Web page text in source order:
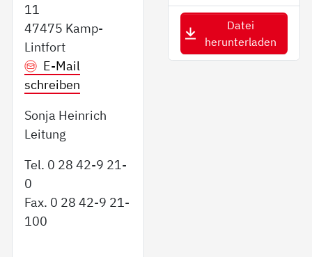
11
47475 Kamp-
Lintfort
E-Mail
schreiben
Sonja Heinrich
Leitung
Tel. 0 28 42-9 21-
0
Fax. 0 28 42-9 21-
100
Datei
herunterladen